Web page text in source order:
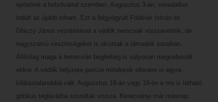
építettek a belsővárral szemben. Augusztus 3-án, virradatkor
indult az újabb roham. Ezt a felgyógyult Földvári István és
Ghiczy János vezetésével a védők nemcsak visszaverték, de
nagyszámú veszteségeket is okoztak a támadók soraiban.
Állítólag maga a temesvári beglerbég is súlyosan megsebesült
ekkor. A védők helyzete persze mindezek ellenére is egyre
kilátástalanabbá vált. Augusztus 18-án vagy 19-én a ma is látható
gótikus téglavárba szorultak vissza. Kerecsényi már másnap